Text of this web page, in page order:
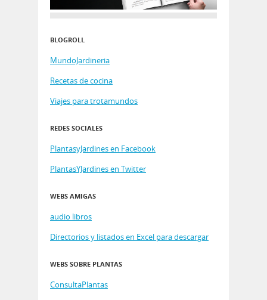
BLOGROLL
MundoJardineria
Recetas de cocina
Viajes para trotamundos
REDES SOCIALES
PlantasyJardines en Facebook
PlantasYJardines en Twitter
WEBS AMIGAS
audio libros
Directorios y listados en Excel para descargar
WEBS SOBRE PLANTAS
ConsultaPlantas